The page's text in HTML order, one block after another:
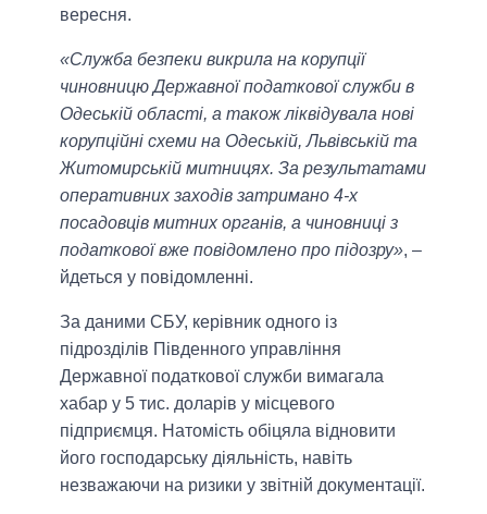
вересня.
«Служба безпеки викрила на корупції
чиновницю Державної податкової служби в
Одеській області, а також ліквідувала нові
корупційні схеми на Одеській, Львівській та
Житомирській митницях. За результатами
оперативних заходів затримано 4-х
посадовців митних органів, а чиновниці з
податкової вже повідомлено про підозру», –
йдеться у повідомленні.
За даними СБУ, керівник одного із
підрозділів Південного управління
Державної податкової служби вимагала
хабар у 5 тис. доларів у місцевого
підприємця. Натомість обіцяла відновити
його господарську діяльність, навіть
незважаючи на ризики у звітній документації.